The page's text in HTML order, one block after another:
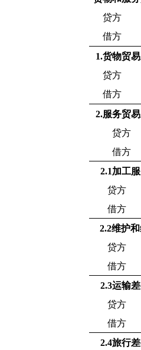
贷方
借方
1.货物贸
贷方
借方
2.服务贸
贷方
借方
2.1加工
贷方
借方
2.2维护
贷方
借方
2.3运输
贷方
借方
2.4旅行